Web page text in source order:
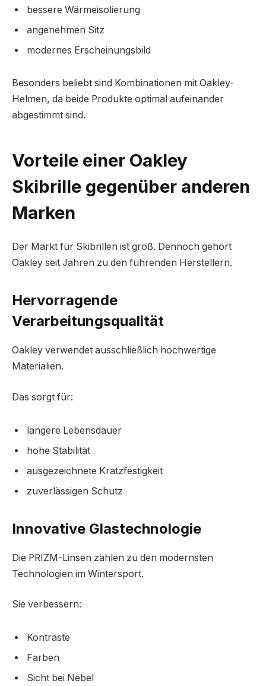
bessere Wärmeisolierung
angenehmen Sitz
modernes Erscheinungsbild
Besonders beliebt sind Kombinationen mit Oakley-
Helmen, da beide Produkte optimal aufeinander
abgestimmt sind.
Vorteile einer Oakley
Skibrille gegenüber anderen
Marken
Der Markt für Skibrillen ist groß. Dennoch gehört
Oakley seit Jahren zu den führenden Herstellern.
Hervorragende
Verarbeitungsqualität
Oakley verwendet ausschließlich hochwertige
Materialien.
Das sorgt für:
längere Lebensdauer
hohe Stabilität
ausgezeichnete Kratzfestigkeit
zuverlässigen Schutz
Innovative Glastechnologie
Die PRIZM-Linsen zählen zu den modernsten
Technologien im Wintersport.
Sie verbessern:
Kontraste
Farben
Sicht bei Nebel